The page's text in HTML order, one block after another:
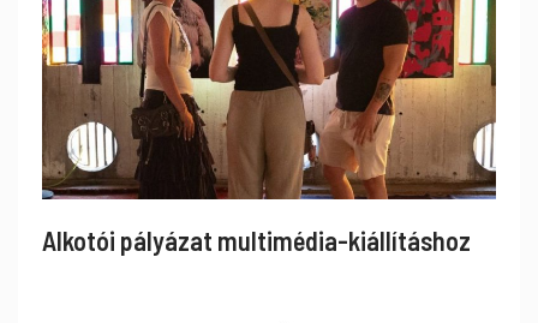
Alkotói pályázat multimédia-kiállításhoz